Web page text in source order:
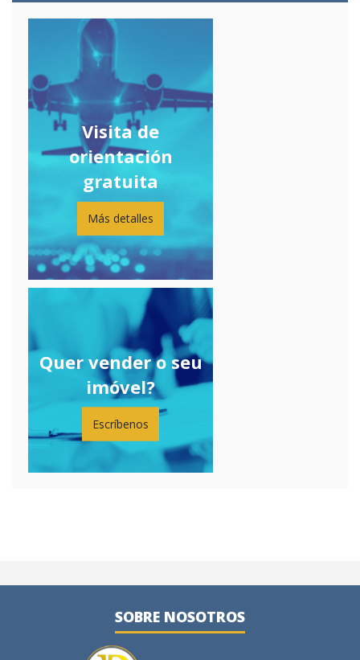
Visita de
orientación
gratuita
Más detalles
Quer vender o seu
imóvel?
Escríbenos
SOBRE NOSOTROS